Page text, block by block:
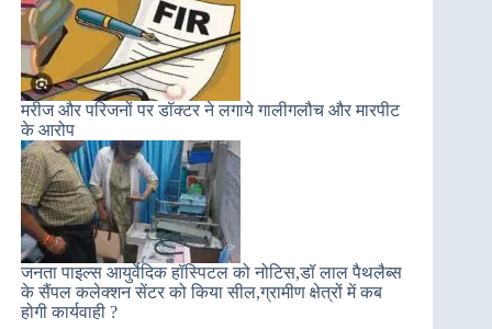
मरीज और परिजनों पर डॉक्टर ने लगाये गालीगलौच और मारपीट
के आरोप
जनता पाइल्स आयुर्वेदिक हॉस्पिटल को नोटिस,डॉ लाल पैथलैब्स
के सैंपल कलेक्शन सेंटर को किया सील,ग्रामीण क्षेत्रों में कब
होगी कार्यवाही ?